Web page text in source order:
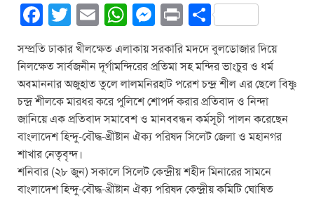
F
a
c
e
b
o
o
k
T
wi
tt
er
E
ail
W
h
at
s
A
p
p
M
ss
e
n
g
er
Pr
t
S
ar
e
সম্প্রতি ঢাকার খীলক্ষেত এলাকায় সরকারি মদদে বুলডোজার দিয়ে
নিলক্ষেত সার্বজনীন দূর্গামন্দিরের প্রতিমা সহ মন্দির ভাংচুর ও ধর্ম
অবমাননার অজুহাত তুলে লালমনিরহাট পরেশ চন্দ্র শীল এর ছেলে বিষ্ণু
চন্দ্র শীলকে মারধর করে পুলিশে শোপর্দ করার প্রতিবাদ ও নিন্দা
জানিয়ে এক প্রতিবাদ সমাবেশ ও মানববন্ধন কর্মসূচী পালন করেছেন
বাংলাদেশ হিন্দু-বৌদ্ধ-খ্রীষ্টান ঐক্য পরিষদ সিলেট জেলা ও মহানগর
শাখার নেতৃবৃন্দ।
শনিবার (২৮ জুন) সকালে সিলেট কেন্দ্রীয় শহীদ মিনারের সামনে
বাংলাদেশ হিন্দু-বৌদ্ধ-খ্রীষ্টান ঐক্য পরিষদ কেন্দ্রীয় কমিটি ঘোষিত